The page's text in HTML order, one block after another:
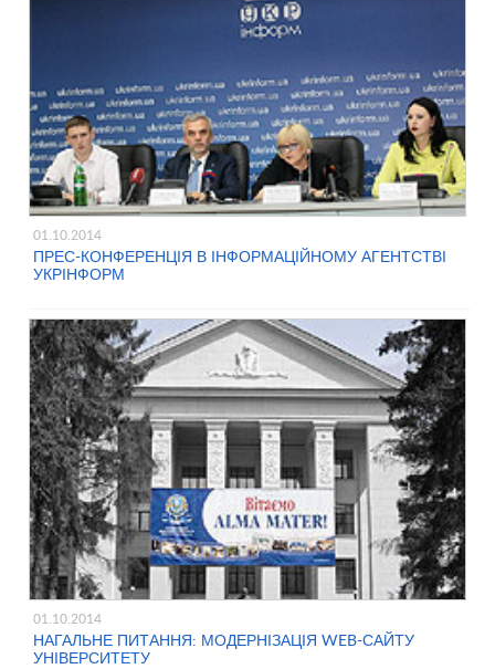
01.10.2014
ПРЕС-КОНФЕРЕНЦІЯ В ІНФОРМАЦІЙНОМУ АГЕНТСТВІ
УКРІНФОРМ
01.10.2014
НАГАЛЬНЕ ПИТАННЯ: МОДЕРНІЗАЦІЯ WEB-САЙТУ
УНІВЕРСИТЕТУ